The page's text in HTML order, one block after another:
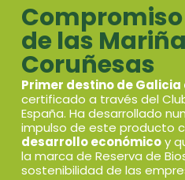
de las
Coruñesas
Primer destino de
certificado a través del
España. Ha desarrollado
impulso de este producto
desarrollo económicoy
la marca de Reserva de
sostenibilidad de las